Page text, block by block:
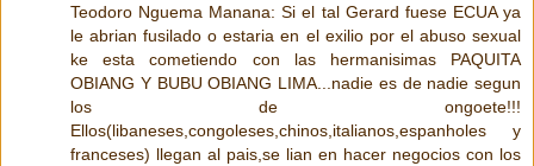
Teodoro Nguema Manana: Si el tal Gerard fuese ECUA ya
le abrian fusilado o estaria en el exilio por el abuso sexual
ke esta cometiendo con las hermanisimas PAQUITA
OBIANG Y BUBU OBIANG LIMA...nadie es de nadie segun
los de ongoete!!!
Ellos(libaneses,congoleses,chinos,italianos,espanholes y
franceses) llegan al pais,se lian en hacer negocios con los